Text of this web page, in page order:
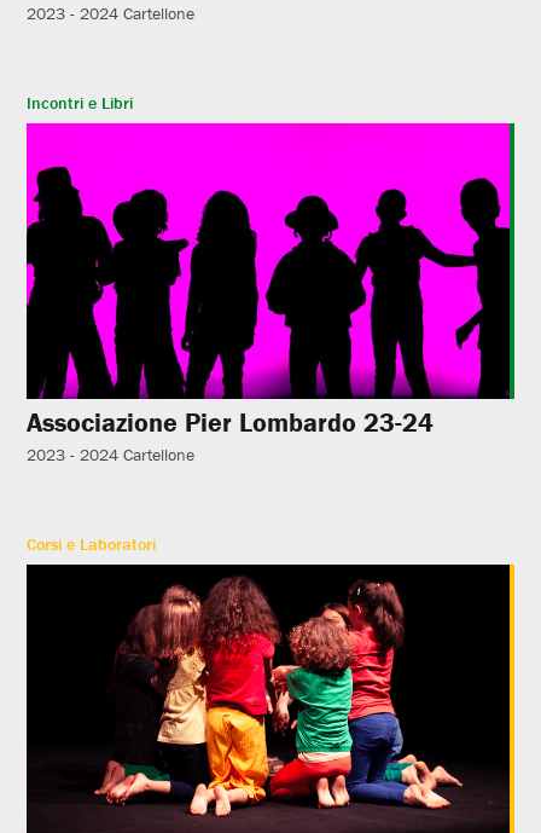
2023 - 2024 Cartellone
Incontri e Libri
Associazione Pier Lombardo 23-24
2023 - 2024 Cartellone
Corsi e Laboratori